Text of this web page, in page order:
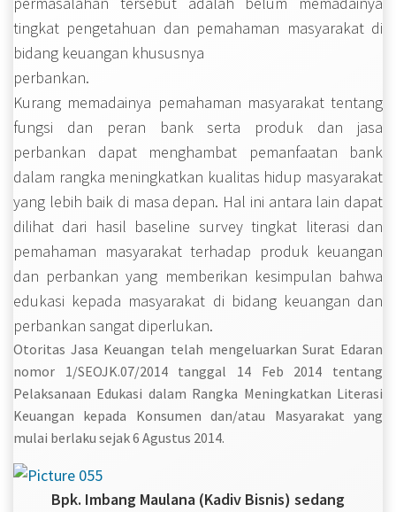
tingkat pengetahuan dan pemahaman masyarakat di
bidang keuangan khususnya
perbankan.
Kurang memadainya pemahaman masyarakat tentang
fungsi dan peran bank serta produk dan jasa
perbankan dapat menghambat pemanfaatan bank
dalam rangka meningkatkan kualitas hidup masyarakat
yang lebih baik di masa depan. Hal ini antara lain dapat
dilihat dari hasil baseline survey tingkat literasi dan
pemahaman masyarakat terhadap produk keuangan
dan perbankan yang memberikan kesimpulan bahwa
edukasi kepada masyarakat di bidang keuangan dan
perbankan sangat diperlukan.
Otoritas Jasa Keuangan telah mengeluarkan Surat Edaran
nomor 1/SEOJK.07/2014tanggal 14 Feb 2014 tentang
Pelaksanaan Edukasi dalam Rangka Meningkatkan Literasi
Keuangan kepada Konsumen dan/atau Masyarakat yang
mulai berlaku sejak 6 Agustus 2014.
Bpk. Imbang Maulana (Kadiv Bisnis) sedang